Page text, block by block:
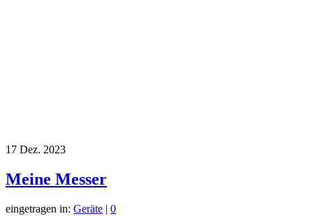
17 Dez. 2023
Meine Messer
eingetragen in: Geräte | 0